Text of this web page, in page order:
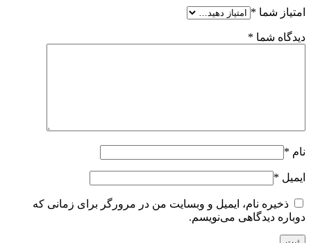
امتیاز شما *
دیدگاه شما *
نام *
ایمیل *
ذخیره نام، ایمیل و وبسایت من در مرورگر برای زمانی که
دوباره دیدگاهی می‌نویسم.